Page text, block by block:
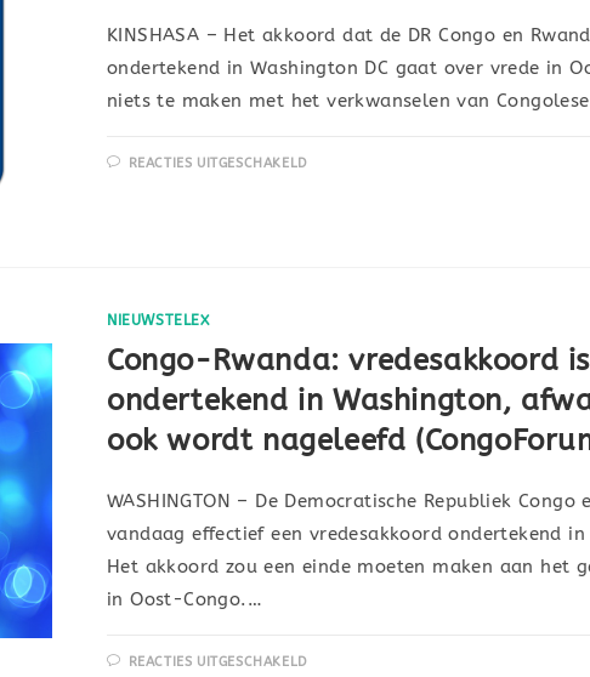
KINSHASA – Het akkoord dat de DR Congo en
ondertekend in Washington DC gaat over vrede in
niets te maken met het verkwanselen van
REACTIES UITGESCHAKELD
NIEUWSTELEX
Congo-Rwanda: vredesakkoord is
ondertekend in Washington,
ook wordt nageleefd
WASHINGTON – De Democratische Republiek Congo
vandaag effectief een vredesakkoord ondertekend in
Het akkoord zou een einde moeten maken aan het
in Oost-Congo.…
REACTIES UITGESCHAKELD